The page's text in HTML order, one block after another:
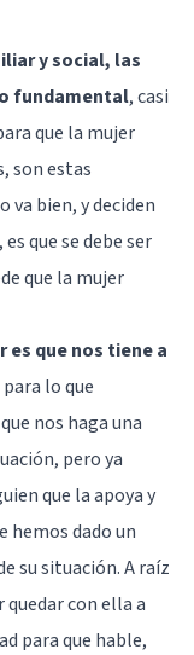
y social, las
fundamental, casi
que la mujer
son estas
va bien, y deciden
que se debe ser
que la mujer
es que nos tiene a
lo que
nos haga una
pero ya
que la apoya y
hemos dado un
su situación. A raíz
con ella a
para que hable,